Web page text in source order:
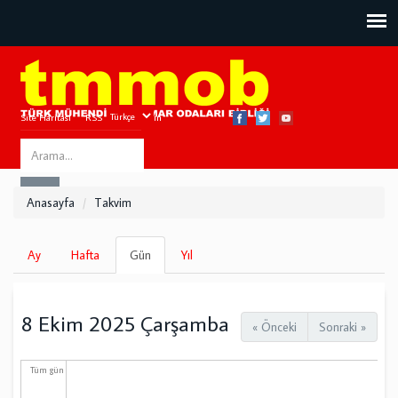
Site Haritası RSS Bize Ulaşın
Search
this
Anasayfa Takvim
Birincil
sekmeler
Ay Hafta Gün
sekme)
Yıl
« Önceki Sonraki »
8 Ekim 2025 Çarşamba
Tüm gün